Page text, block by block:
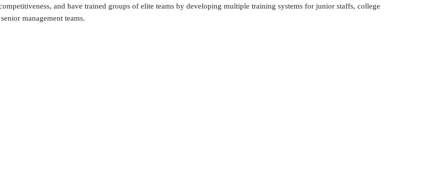
and have trained groups of elite teams by developing multiple training systems for junior staffs, college
management teams.